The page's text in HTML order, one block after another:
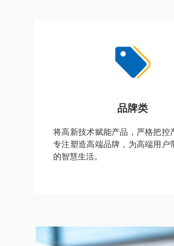
品牌类
将高新技术赋能产品，严格把控
专注塑造高端品牌，为高端用户
的智慧生活。